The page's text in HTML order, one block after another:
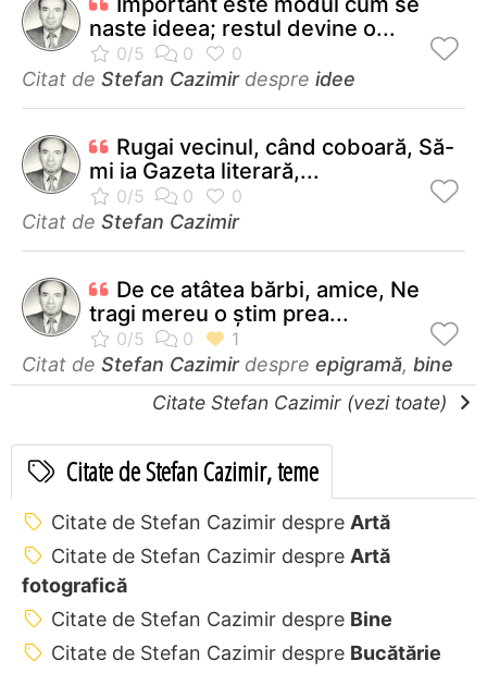
naste ideea; restul devine o...
Citat de Stefan Cazimirdespre idee
Rugai vecinul, când coboară, Să-
mi ia Gazeta literară,...
Citat de Stefan Cazimir
De ce atâtea bărbi, amice, Ne
tragi mereu o ştim prea...
Citat de Stefan Cazimirdespre epigramă, bine
Citate Stefan Cazimir (vezi toate)
Citate de Stefan Cazimir, teme
Citate de Stefan Cazimir despre Artă
Citate de Stefan Cazimir despre Artă
fotografică
Citate de Stefan Cazimir despre Bine
Citate de Stefan Cazimir despre Bucătărie